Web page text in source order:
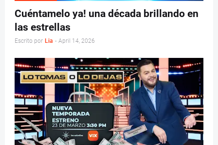
Cuéntamelo ya! una década brillando en
las estrellas
Escrito por Lia - April 14, 2026